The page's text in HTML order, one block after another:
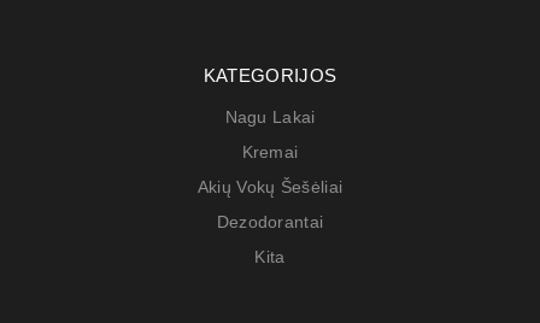
KATEGORIJOS
Nagu Lakai
Kremai
Akių Vokų Šešėliai
Dezodorantai
Kita